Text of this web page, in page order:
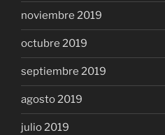
noviembre 2019
octubre 2019
septiembre 2019
agosto 2019
julio 2019